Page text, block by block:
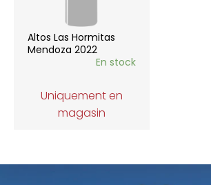
Altos Las Hormitas
Mendoza 2022
En stock
Uniquement en
magasin